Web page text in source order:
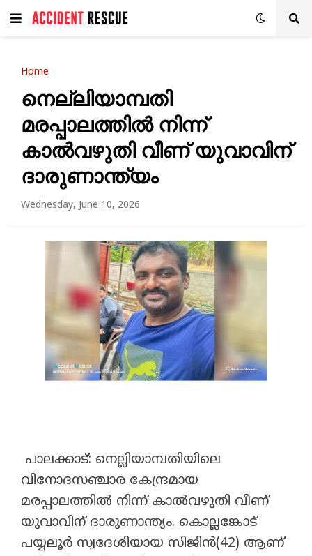
Home
നെല്ലിയാമ്പതി
മരപ്പാലത്തില്‍ നിന്ന്
കാല്‍വഴുതി വീണ് യുവാവിന്
ദാരുണാന്ത്യം
Wednesday, June 10, 2026
പാലക്കാട്: നെല്ലിയാമ്പതിയിലെ
വിനോദസഞ്ചാര കേന്ദ്രമായ
മരപ്പാലത്തില്‍ നിന്ന് കാല്‍വഴുതി വീണ്
യുവാവിന് ദാരുണാന്ത്യം. കൊല്ലങ്കോട്
പയ്യലൂര്‍ സ്വദേശിയായ സിജിന്‍(42) ആണ്